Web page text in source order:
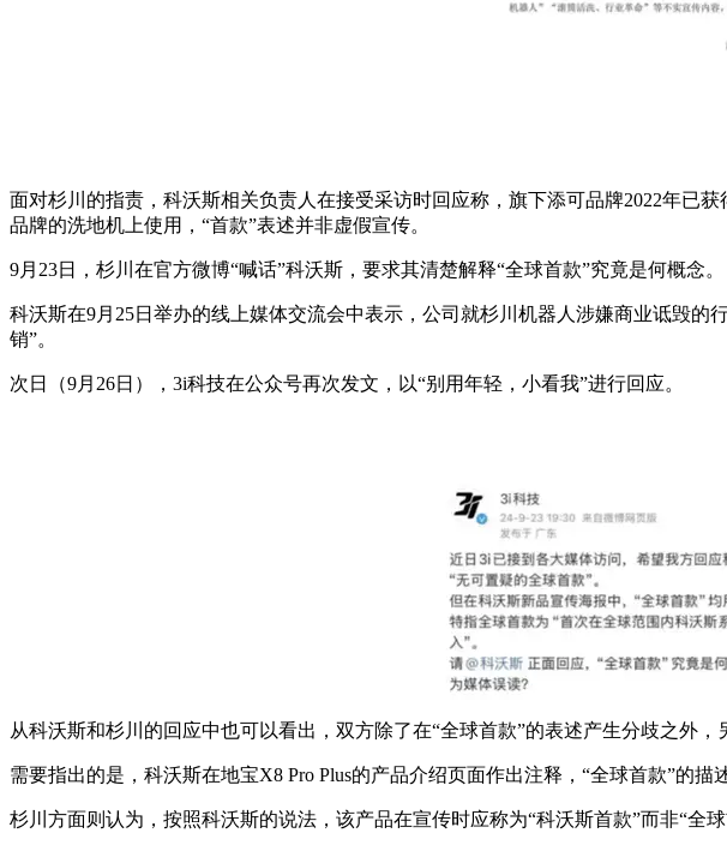
面对杉川的指责，科沃斯相关负责人在接受采访时回应称，旗下添可品牌2022年已
品牌的洗地机上使用，“首款”表述并非虚假宣传。
9月23日，杉川在官方微博“喊话”科沃斯，要求其清楚解释“全球首款”究竟是何概念。
科沃斯在9月25日举办的线上媒体交流会中表示，公司就杉川机器人涉嫌商业诋毁
销”。
次日（9月26日），3i科技在公众号再次发文，以“别用年轻，小看我”进行回应。
从科沃斯和杉川的回应中也可以看出，双方除了在“全球首款”的表述产生分歧之外
需要指出的是，科沃斯在地宝X8 Pro Plus的产品介绍页面作出注释，“全球首款”的
杉川方面则认为，按照科沃斯的说法，该产品在宣传时应称为“科沃斯首款”而非“全